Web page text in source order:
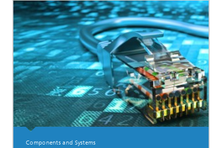
Components and Systems